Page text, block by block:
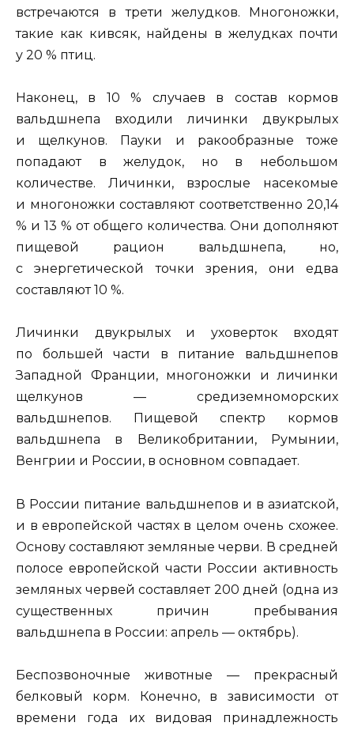
встречаются в трети желудков. Многоножки,
такие как кивсяк, найдены в желудках почти
у 20 % птиц.
Наконец, в 10 % случаев в состав кормов
вальдшнепа входили личинки двукрылых
и щелкунов. Пауки и ракообразные тоже
попадают в желудок, но в небольшом
количестве. Личинки, взрослые насекомые
и многоножки составляют соответственно 20,14
% и 13 % от общего количества. Они дополняют
пищевой рацион вальдшнепа, но,
с энергетической точки зрения, они едва
составляют 10 %.
Личинки двукрылых и уховерток входят
по большей части в питание вальдшнепов
Западной Франции, многоножки и личинки
щелкунов — средиземноморских
вальдшнепов. Пищевой спектр кормов
вальдшнепа в Великобритании, Румынии,
Венгрии и России, в основном совпадает.
В России питание вальдшнепов и в азиатской,
и в европейской частях в целом очень схожее.
Основу составляют земляные черви. В средней
полосе европейской части России активность
земляных червей составляет 200 дней (одна из
существенных причин пребывания
вальдшнепа в России: апрель — октябрь).
Беспозвоночные животные — прекрасный
белковый корм. Конечно, в зависимости от
времени года их видовая принадлежность